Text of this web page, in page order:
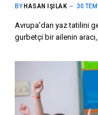
BY HASAN IŞILAK 30
Avrupa’dan yaz tatilini
gurbetçi bir ailenin